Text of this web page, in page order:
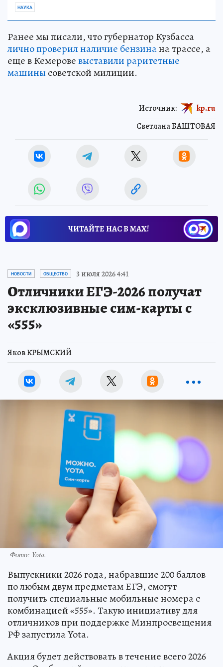
НАУКА
Ранее мы писали, что губернатор Кузбасса
лично проверил наличие бензинана трассе, а
еще в Кемеровевыставили раритетные
машины советской милиции.
Светлана БАШТОВАЯ
Источник: kp.ru
ЧИТАЙТЕ НАС В МАХ!
НОВОСТИ ОБЩЕСТВО 3 июля 2026 4:41
Отличники ЕГЭ-2026 получат
эксклюзивные сим-карты с
«555»
Яков КРЫМСКИЙ
Фото: Yota.
Выпускники 2026 года, набравшие 200 баллов
по любым двум предметам ЕГЭ, смогут
получить специальные мобильные номера с
комбинацией «555». Такую инициативу для
отличников при поддержке Минпросвещения
РФ запустила Yota.
Акция будет действовать в течение всего 2026